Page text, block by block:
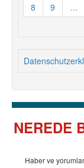
8
9 …
NEREDE
Haber ve